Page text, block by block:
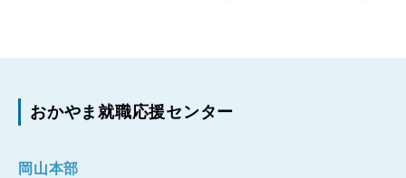
おかやま就職応援センター
岡山本部